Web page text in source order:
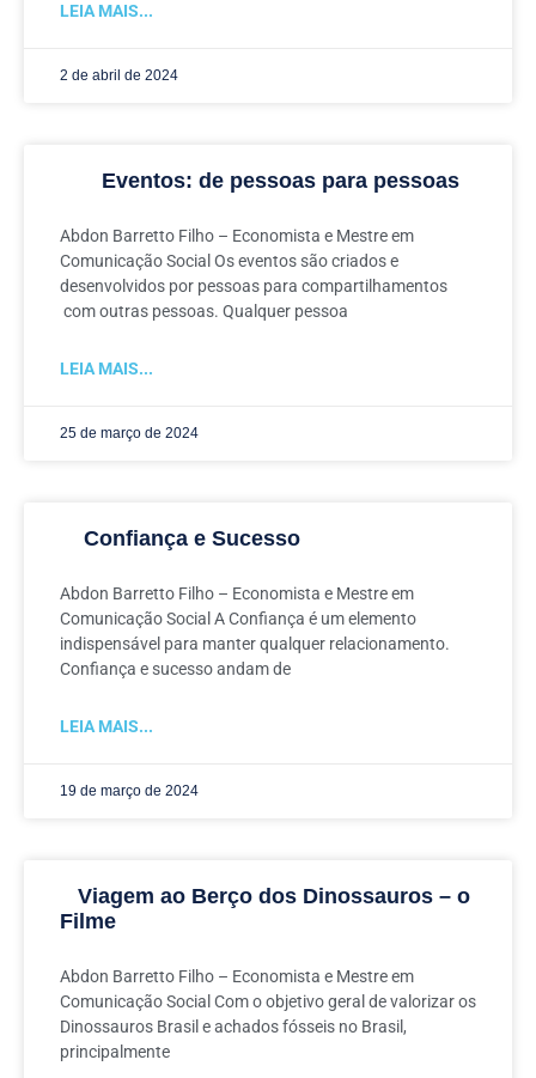
LEIA MAIS...
2 de abril de 2024
Eventos: de pessoas para pessoas
Abdon Barretto Filho – Economista e Mestre em
Comunicação Social Os eventos são criados e
desenvolvidos por pessoas para compartilhamentos
com outras pessoas. Qualquer pessoa
LEIA MAIS...
25 de março de 2024
Confiança e Sucesso
Abdon Barretto Filho – Economista e Mestre em
Comunicação Social A Confiança é um elemento
indispensável para manter qualquer relacionamento.
Confiança e sucesso andam de
LEIA MAIS...
19 de março de 2024
Viagem ao Berço dos Dinossauros – o
Filme
Abdon Barretto Filho – Economista e Mestre em
Comunicação Social Com o objetivo geral de valorizar os
Dinossauros Brasil e achados fósseis no Brasil,
principalmente